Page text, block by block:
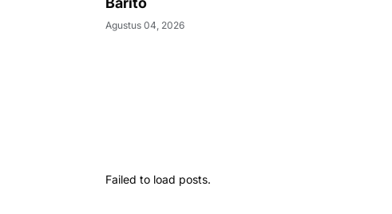
Agustus 04, 2026
Failed to load posts.